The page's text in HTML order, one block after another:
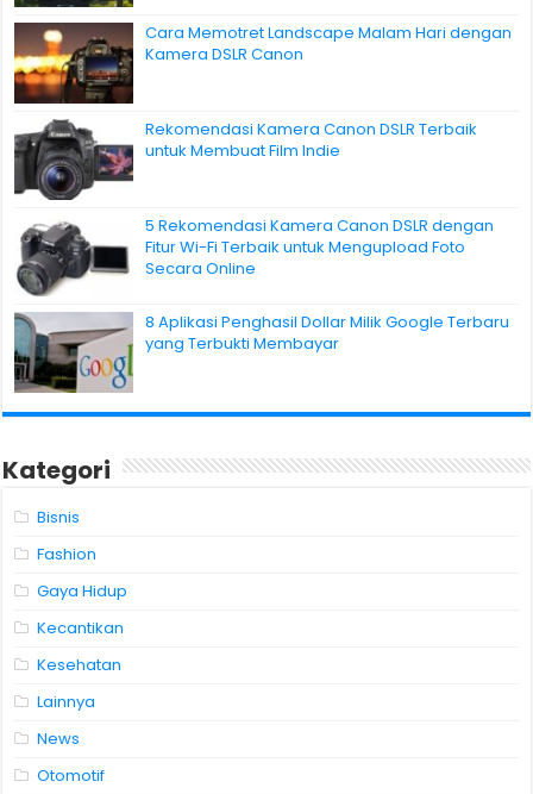
Cara Memotret Landscape Malam Hari dengan
Kamera DSLR Canon
Rekomendasi Kamera Canon DSLR Terbaik
untuk Membuat Film Indie
5 Rekomendasi Kamera Canon DSLR dengan
Fitur Wi-Fi Terbaik untuk Mengupload Foto
Secara Online
8 Aplikasi Penghasil Dollar Milik Google Terbaru
yang Terbukti Membayar
Kategori
Bisnis
Fashion
Gaya Hidup
Kecantikan
Kesehatan
Lainnya
News
Otomotif